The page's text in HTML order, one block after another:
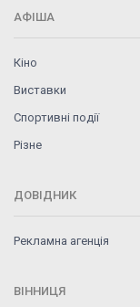
АФІША
Кіно
Виставки
Спортивні події
Різне
ДОВІДНИК
Рекламна агенція
ВІННИЦЯ